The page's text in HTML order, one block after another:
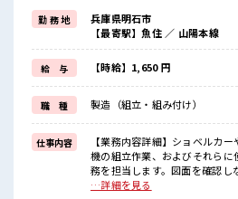
≪稼ぎたい人向け≫
高収入を希望される方にオススメ。
残業は月20時間以上あります♪
≪モチベーションもUP≫
派手過ぎなければ髪型や髪色自由♪
(規定有)≪機能的な制服アリ≫
制服があるので、
毎日の服装の悩み解消♪
≪自分に合った期間で働ける≫
福利厚生が整った派遣のお仕事です！
■職場の雰囲気
キバツ過ぎなければ髪色・髪型は自由！
勤 務 地
兵庫県明石市
【最寄駅】魚住 ／ 山陽本線
給 与 【時給】1,650 円
職 種 製造（組立・組み付け）
仕事内容
【業務内容詳細】ショベルカ
機の組立作業、およびそれら
務を担当します。図面を確認し
締めを行い、完成品のチェック
…詳細を見る